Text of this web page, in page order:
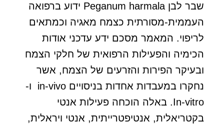
שבר לבן Peganum harmala ידוע ברפואה
העממית-מסורתית כצמח מאגיה וכמתאים
לריפוי. המאמר מסכם ידע עדכני אודות
הכימיה והפעילות הרפואית של חלקי הצמח
ובעיקר הפירות והזרעים של הצמח, אשר
נחקרו במעבדות אחדות בניסויים in-vivo ו-
In-vitro. באלה הוכחה פעילות אנטי
בקטריאלית, אנטיפטרייתית, אנטי ויראלית,